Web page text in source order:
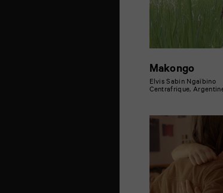
Makongo
Elvis Sabin Ngaïbino
Centrafrique,